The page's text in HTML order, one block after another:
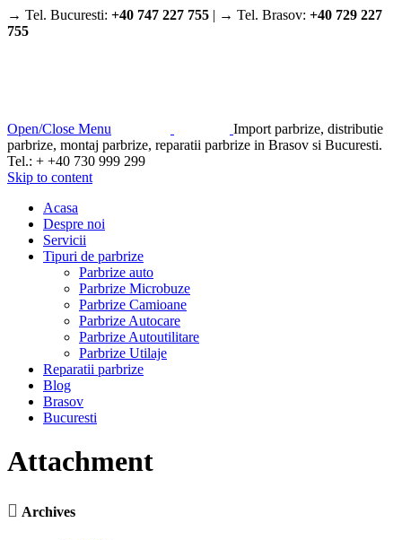
→ Tel. Bucuresti: +40 747 227 755 | → Tel. Brasov: +40 729 227
755
Open/Close Menu
Import parbrize, distributie
parbrize, montaj parbrize, reparatii parbrize in Brasov si Bucuresti.
Tel.: + +40 730 999 299
Skip to content
Acasa
Despre noi
Servicii
Tipuri de parbrize
Parbrize auto
Parbrize Microbuze
Parbrize Camioane
Parbrize Autocare
Parbrize Autoutilitare
Parbrize Utilaje
Reparatii parbrize
Blog
Brasov
Bucuresti
Attachment
 Archives